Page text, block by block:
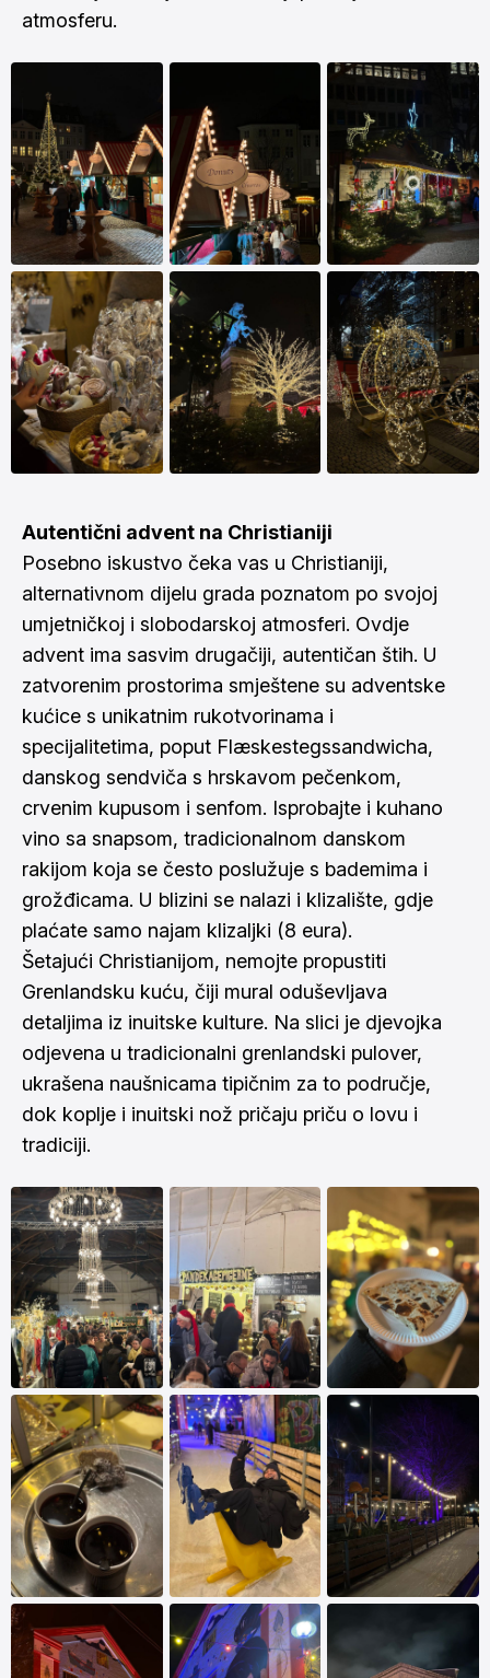
atmosferu.
Autentični advent na Christianiji
Posebno iskustvo čeka vas u Christianiji,
alternativnom dijelu grada poznatom po svojoj
umjetničkoj i slobodarskoj atmosferi. Ovdje
advent ima sasvim drugačiji, autentičan štih. U
zatvorenim prostorima smještene su adventske
kućice s unikatnim rukotvorinama i
specijalitetima, poput Flæskestegssandwicha,
danskog sendviča s hrskavom pečenkom,
crvenim kupusom i senfom. Isprobajte i kuhano
vino sa snapsom, tradicionalnom danskom
rakijom koja se često poslužuje s bademima i
grožđicama. U blizini se nalazi i klizalište, gdje
plaćate samo najam klizaljki (8 eura).
Šetajući Christianijom, nemojte propustiti
Grenlandsku kuću, čiji mural oduševljava
detaljima iz inuitske kulture. Na slici je djevojka
odjevena u tradicionalni grenlandski pulover,
ukrašena naušnicama tipičnim za to područje,
dok koplje i inuitski nož pričaju priču o lovu i
tradiciji.